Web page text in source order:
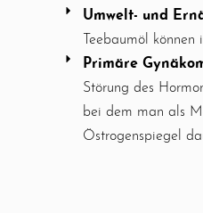
Umwelt- und
Teebaumöl
Primäre
Störung des
bei dem man als
Östrogenspiegel